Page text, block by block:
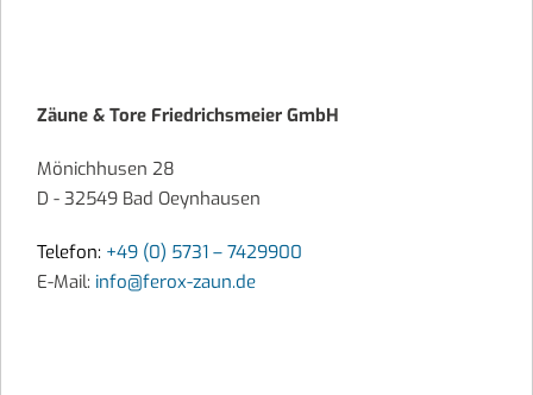
Zäune & Tore Friedrichsmeier GmbH
Mönichhusen 28
D - 32549 Bad Oeynhausen
Telefon: +49 (0) 5731 – 7429900
E-Mail: info@ferox-zaun.de